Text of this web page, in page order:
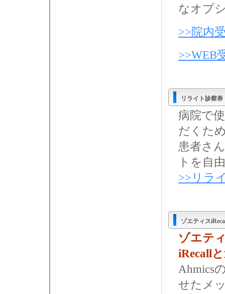
なオプ
>>院内
>>WEB
リライト診察券
病院で
だくた
患者さ
トを自
>>リラ
ゾエティス
ゾエテ
iRecall
Ahmics
せたメ